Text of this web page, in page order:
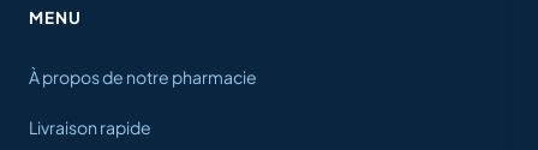
MENU
À propos de notre pharmacie
Livraison rapide